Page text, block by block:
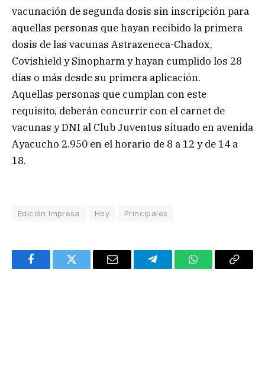
vacunación de segunda dosis sin inscripción para
aquellas personas que hayan recibido la primera
dosis de las vacunas Astrazeneca-Chadox,
Covishield y Sinopharm y hayan cumplido los 28
días o más desde su primera aplicación.
Aquellas personas que cumplan con este
requisito, deberán concurrir con el carnet de
vacunas y DNI al Club Juventus situado en avenida
Ayacucho 2.950 en el horario de 8 a 12 y de 14 a
18.
Edición Impresa Hoy Principales
FacebookTwitter Email TelegramWhatsAppCopy